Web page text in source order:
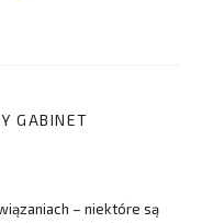
GABINET
– niektóre są